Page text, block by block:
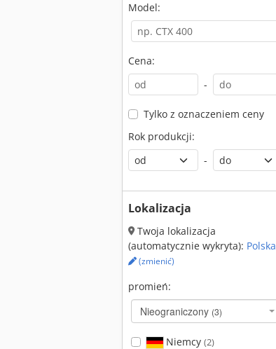
Model:
Cena:
-
Tylko z oznaczeniem ceny
Rok produkcji:
-
Lokalizacja
Twoja lokalizacja
(automatycznie wykryta): Polska
(zmienić)
promień:
Nieograniczony (3)
Niemcy (2)